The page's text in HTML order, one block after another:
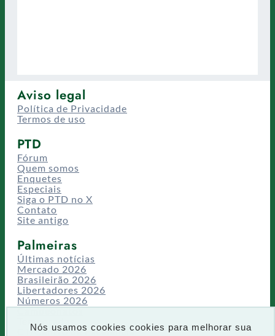
Nós usamos cookies cookies para melhorar sua
Aviso legal
Política de Privacidade
Termos de uso
PTD
Fórum
Quem somos
Enquetes
Especiais
Siga o PTD no X
Contato
Site antigo
Palmeiras
Últimas notícias
Mercado 2026
Brasileirão 2026
Libertadores 2026
Números 2026
Campeonatos
CT/Centro de Excelência